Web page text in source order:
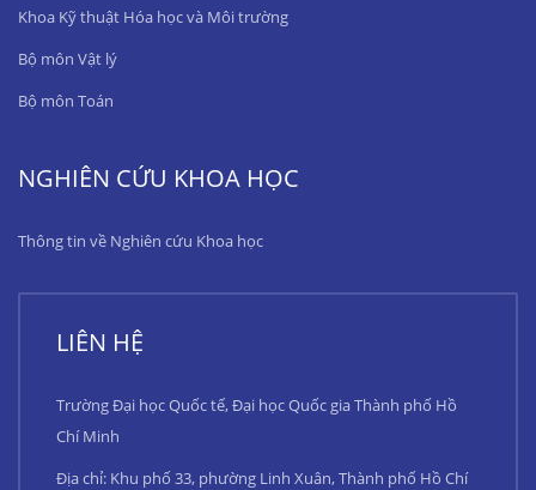
Khoa Kỹ thuật Hóa học và Môi trường
Bộ môn Vật lý
Bộ môn Toán
NGHIÊN CỨU KHOA HỌC
Thông tin về Nghiên cứu Khoa học
LIÊN HỆ
Trường Đại học Quốc tế, Đại học Quốc gia Thành phố Hồ
Chí Minh
Địa chỉ: Khu phố 33, phường Linh Xuân, Thành phố Hồ Chí